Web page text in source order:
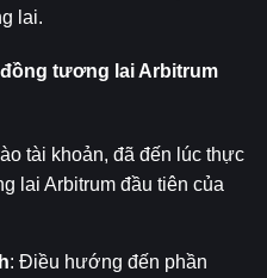
lai.
tương lai Arbitrum
tài khoản, đã đến lúc thực
lai Arbitrum đầu tiên của
: Điều hướng đến phần